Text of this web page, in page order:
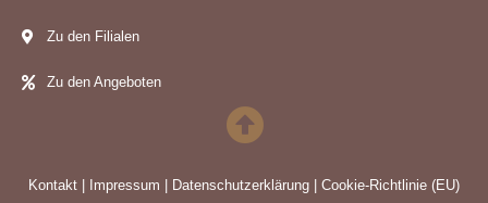
Zu den Filialen
Zu den Angeboten
Kontakt | Impressum | Datenschutzerklärung | Cookie-Richtlinie (EU)